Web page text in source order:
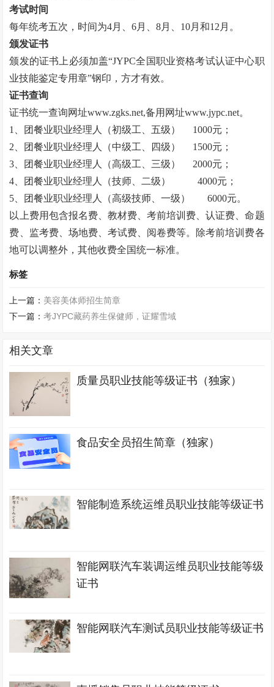
考试时间
每年统考五次，时间为4月、6月、8月、10月和12月。
颁发证书
颁发的证书上必须加盖“JYPC全国职业资格考试认证中心职
业技能鉴定专用章”钢印，方才有效。
证书查询
证书统一查询网址www.zgks.net,备用网址www.jypc.net。
1、团餐业职业经理人（初级工、五级）
1000元；
2、团餐业职业经理人（中级工、四级）
1500元；
3、团餐业职业经理人（高级工、三级）
2000元；
4、团餐业职业经理人（技师、二级） 4000元；
5、团餐业职业经理人（高级技师、一级） 6000元。
以上费用包含报名费、教材费、考前培训费、认证费、命题
费、监考费、场地费、考试费、阅卷费等。除考前培训费各
地可以调整外，其他收费全国统一标准。
标签
上一篇： 美容美体师招生简章
下一篇：考JYPC藏药养生保健师，证耀雪域
相关文章
质量员职业技能等级证书（独家）
食品安全员招生简章（独家）
智能制造系统运维员职业技能等级证书
智能网联汽车装调运维员职业技能等级
证书
智能网联汽车测试员职业技能等级证书